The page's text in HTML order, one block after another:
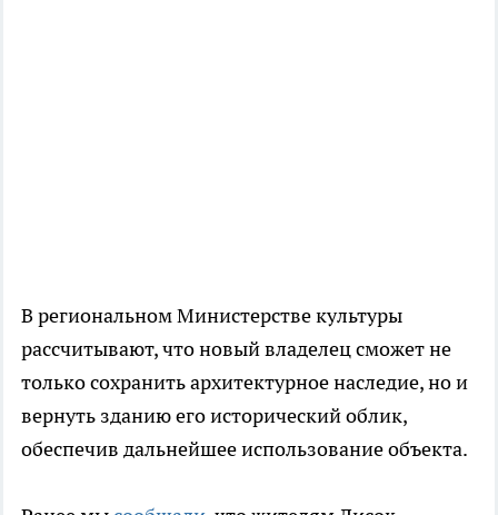
В региональном Министерстве культуры
рассчитывают, что новый владелец сможет не
только сохранить архитектурное наследие, но и
вернуть зданию его исторический облик,
обеспечив дальнейшее использование объекта.